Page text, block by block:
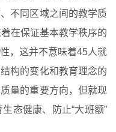
不同区域之间的教学质
在保证基本教学秩序的
，这并不意味着45人就
构的变化和教育理念的
量的重要方向，但就现
态健康、防止“大班额”